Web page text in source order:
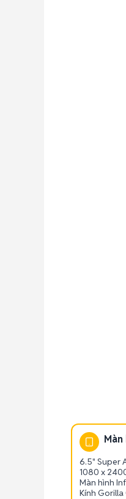
Màn
6.5" Super
1080 x
Màn hình
Kính Gorilla